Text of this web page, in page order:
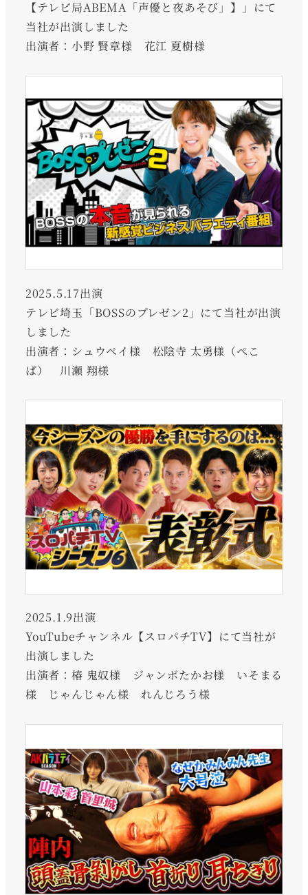
【テレビ局ABEMA「声優と夜あそび」】」にて
当社が出演しました
出演者：小野 賢章様 花江 夏樹様
2025.5.17出演
テレビ埼玉「BOSSのプレゼン2」にて当社が出演
しました
出演者：シュウペイ様 松陰寺 太勇様（ぺこ
ぱ） 川瀬 翔様
2025.1.9出演
YouTubeチャンネル【スロパチTV】にて当社が
出演しました
出演者：椿 鬼奴様 ジャンボたかお様 いそまる
様 じゃんじゃん様 れんじろう様